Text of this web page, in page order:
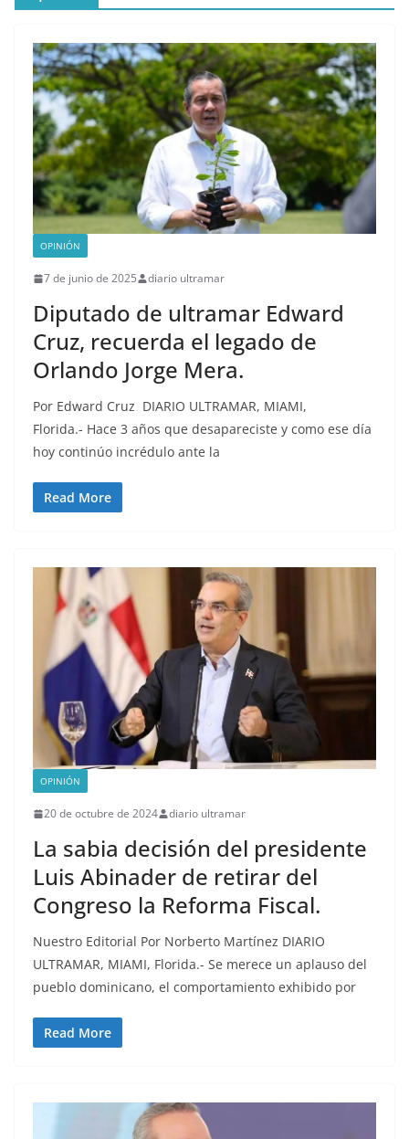
Florida Sur del PRM,
de forma remota el
lanzamiento del Instituto
del Futuro
Hoy está de fiesta de
cumpleaños la Licda.
Charina Martínez Hurtado
OPINIÓN
7 de junio de 2025 diario ultramar
Diputado de ultramar Edward
Cruz, recuerda el legado de
Orlando Jorge Mera.
Por Edward Cruz DIARIO ULTRAMAR, MIAMI,
Florida.- Hace 3 años que desapareciste y como ese día
hoy continúo incrédulo ante la
Read More
OPINIÓN
20 de octubre de 2024 diario ultramar
La sabia decisión del presidente
Luis Abinader de retirar del
Congreso la Reforma Fiscal.
Nuestro Editorial Por Norberto Martínez DIARIO
ULTRAMAR, MIAMI, Florida.- Se merece un aplauso del
pueblo dominicano, el comportamiento exhibido por
Read More